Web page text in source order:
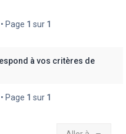
Page 1 sur 1
à vos critères de
Page 1 sur 1